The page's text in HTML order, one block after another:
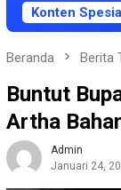
Konten
Sepakati KUA-
Beranda Berita
Buntut
Artha
Admin
Januari 24,